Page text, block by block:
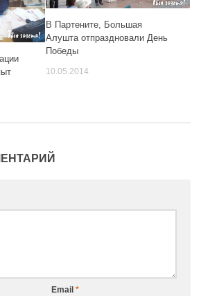
В Партените, Большая
Алушта отпраздновали День
Победы
10.05.2014
Email *